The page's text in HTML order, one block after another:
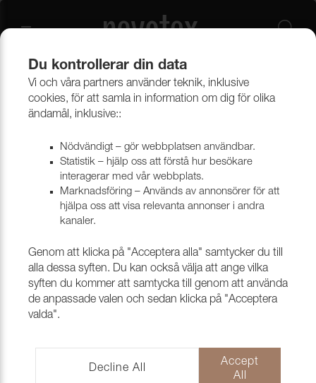
Beklädnadsmaterial Möbeltyger Alla möbeltyger
Du kontrollerar din data
Vi och våra partners använder teknik, inklusive
cookies, för att samla in information om dig för olika
ändamål, inklusive::
Nödvändigt – gör webbplatsen användbar.
Statistik – hjälp oss att förstå hur besökare
interagerar med vår webbplats.
Marknadsföring – Används av annonsörer för att
hjälpa oss att visa relevanta annonser i andra
kanaler.
Genom att klicka på "Acceptera alla" samtycker du till
alla dessa syften. Du kan också välja att ange vilka
syften du kommer att samtycka till genom att använda
de anpassade valen och sedan klicka på "Acceptera
valda".
Decline All
Accept
All